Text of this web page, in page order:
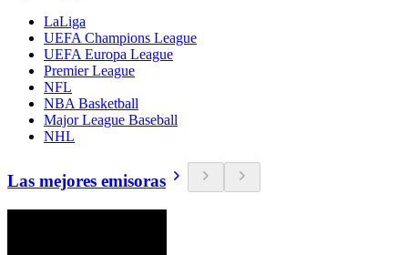
LaLiga
UEFA Champions League
UEFA Europa League
Premier League
NFL
NBA Basketball
Major League Baseball
NHL
Las mejores emisoras